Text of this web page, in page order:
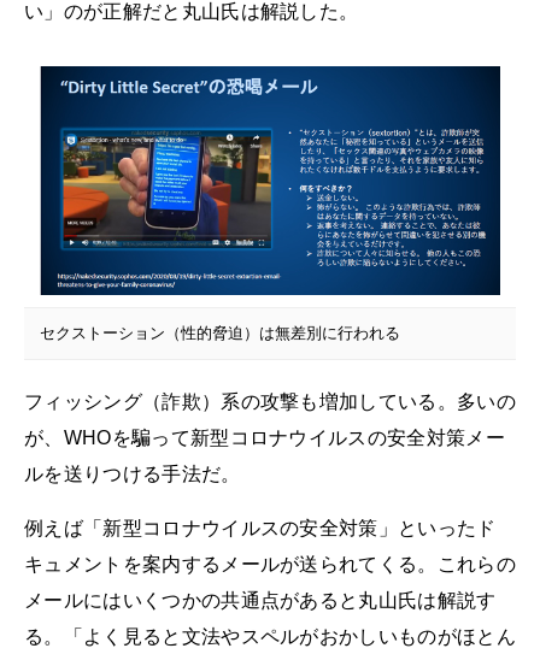
い」のが正解だと丸山氏は解説した。
セクストーション（性的脅迫）は無差別に行われる
フィッシング（詐欺）系の攻撃も増加している。多いの
が、WHOを騙って新型コロナウイルスの安全対策メー
ルを送りつける手法だ。
例えば「新型コロナウイルスの安全対策」といったド
キュメントを案内するメールが送られてくる。これらの
メールにはいくつかの共通点があると丸山氏は解説す
る。「よく見ると文法やスペルがおかしいものがほとん